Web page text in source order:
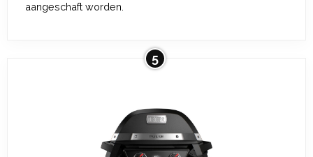
aangeschaft worden.
5